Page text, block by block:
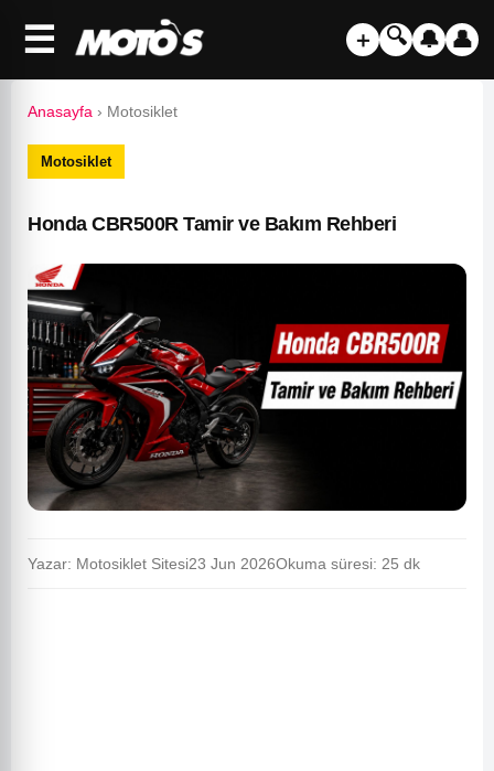
☰ ＋ 🔍 🔔 👤
Anasayfa › Motosiklet
Motosiklet
Honda CBR500R Tamir ve Bakım Rehberi
Yazar: Motosiklet Sitesi23 Jun 2026Okuma süresi: 25 dk